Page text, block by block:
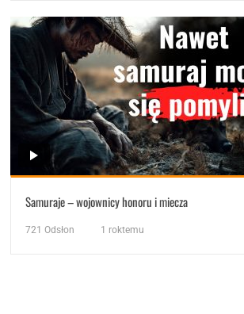
Samuraje – wojownicy honoru i miecza
721 Odsłon 1 roktemu